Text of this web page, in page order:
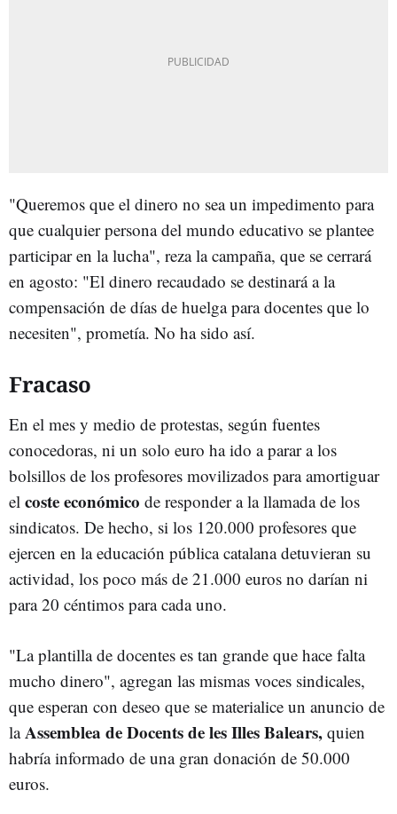
"Queremos que el dinero no sea un impedimento para
que cualquier persona del mundo educativo se plantee
participar en la lucha", reza la campaña, que se cerrará
en agosto: "El dinero recaudado se destinará a la
compensación de días de huelga para docentes que lo
necesiten", prometía. No ha sido así.
Fracaso
En el mes y medio de protestas, según fuentes
conocedoras, ni un solo euro ha ido a parar a los
bolsillos de los profesores movilizados para amortiguar
el coste económico de responder a la llamada de los
sindicatos. De hecho, si los 120.000 profesores que
ejercen en la educación pública catalana detuvieran su
actividad, los poco más de 21.000 euros no darían ni
para 20 céntimos para cada uno.
"La plantilla de docentes es tan grande que hace falta
mucho dinero", agregan las mismas voces sindicales,
que esperan con deseo que se materialice un anuncio de
laAssemblea de Docents de les Illes Balears, quien
habría informado de una gran donación de 50.000
euros.